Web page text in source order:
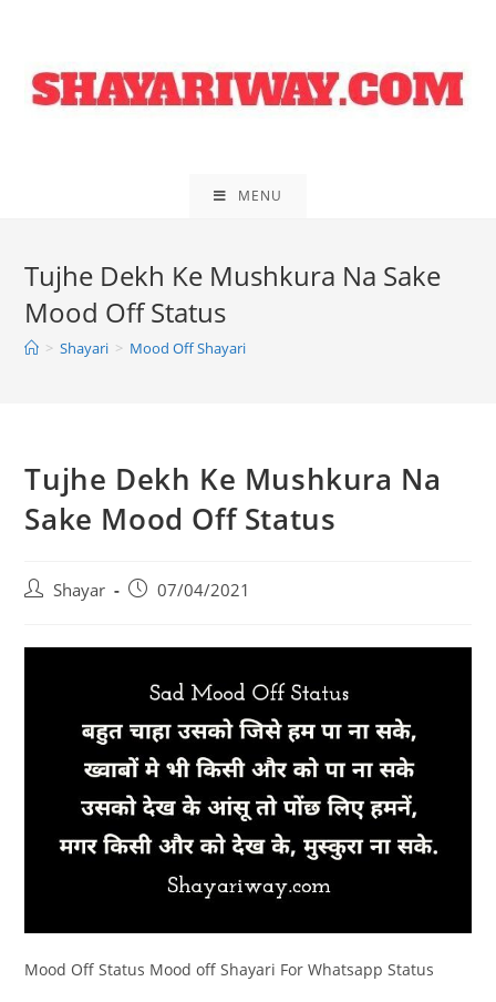
content
MENU
Tujhe Dekh Ke Mushkura Na Sake
Mood Off Status
> Shayari > Mood Off Shayari
Tujhe Dekh Ke Mushkura Na
Sake Mood Off Status
PostShayar
Post07/04/2021
Mood Off Status Mood off Shayari For Whatsapp Status